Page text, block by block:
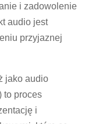
i zadowolenie
audio jest
przyjaznej
jako audio
to proces
i